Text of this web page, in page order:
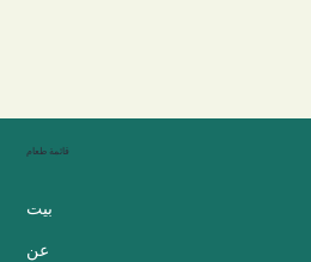
قائمة طعام
بيت
عن